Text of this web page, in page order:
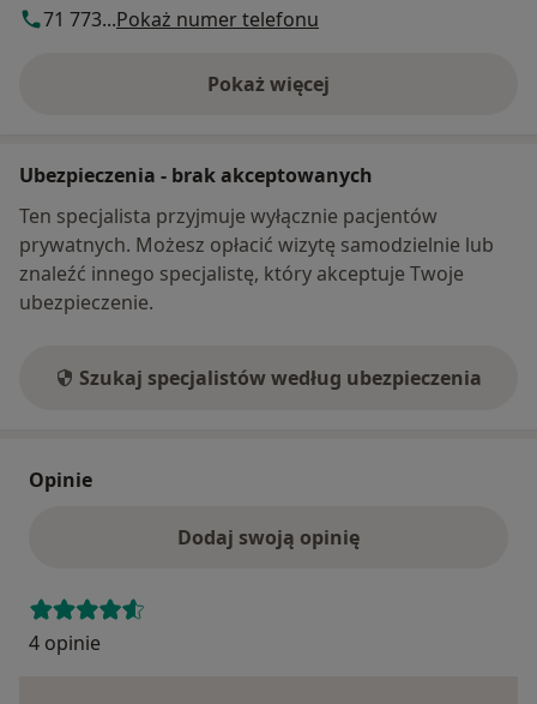
71 773...Pokaż numer telefonu
Pokaż więcej
o adresie
Ubezpieczenia - brak akceptowanych
Ten specjalista przyjmuje wyłącznie pacjentów
prywatnych. Możesz opłacić wizytę samodzielnie lub
znaleźć innego specjalistę, który akceptuje Twoje
ubezpieczenie.
Szukaj specjalistów według ubezpieczenia
Opinie
Dodaj swoją opinię
4 opinie